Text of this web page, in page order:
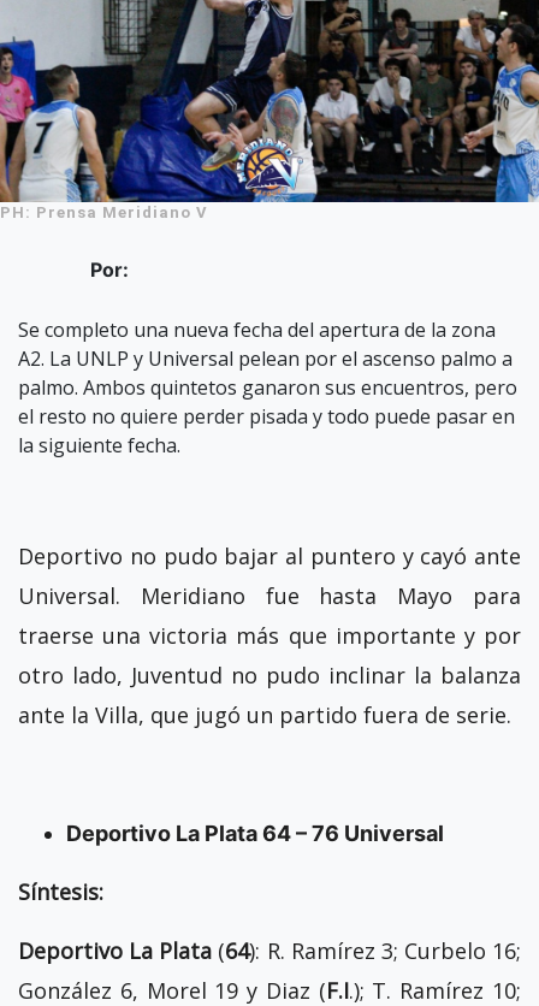
PH: Prensa Meridiano V
Por:
Se completo una nueva fecha del apertura de la zona
A2. La UNLP y Universal pelean por el ascenso palmo a
palmo. Ambos quintetos ganaron sus encuentros, pero
el resto no quiere perder pisada y todo puede pasar en
la siguiente fecha.
Deportivo no pudo bajar al puntero y cayó ante
Universal. Meridiano fue hasta Mayo para
traerse una victoria más que importante y por
otro lado, Juventud no pudo inclinar la balanza
ante la Villa, que jugó un partido fuera de serie.
Deportivo La Plata 64 – 76 Universal
Síntesis:
Deportivo La Plata (64): R. Ramírez 3; Curbelo 16;
González 6, Morel 19 y Diaz (F.I.); T. Ramírez 10;